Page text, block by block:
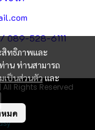
สิทธิภาพและ
าน ท่านสามารถ
เป็นส่วนตัวและ
มด
089-528-6111
Rights Reserved